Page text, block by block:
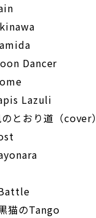
Dancer
Lazuli
とおり道（cover）
猫のTango